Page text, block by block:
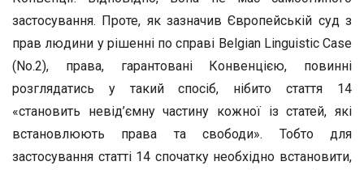
застосування. Проте, як зазначив Європейській суд з
прав людини у рішенні по справі Belgian Linguistic Case
(No.2), права, гарантовані Конвенцією, повинні
розглядатись у такий спосіб, нібито стаття 14
«становить невід’ємну частину кожної із статей, які
встановлюють права та свободи». Тобто для
застосування статті 14 спочатку необхідно встановити,